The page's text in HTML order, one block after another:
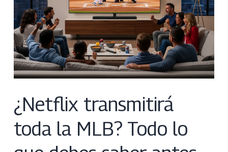
¿Netflix transmitirá
toda la MLB? Todo lo